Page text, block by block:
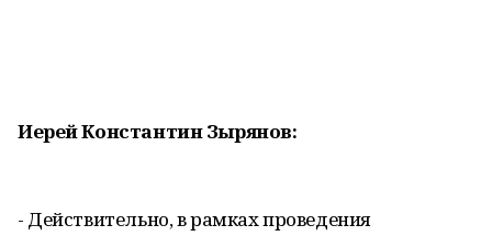
Иерей Константин Зырянов:
- Действительно, в рамках проведения